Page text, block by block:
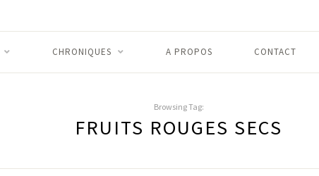
CHRONIQUES A PROPOS CONTACT
Browsing Tag:
FRUITS ROUGES SECS